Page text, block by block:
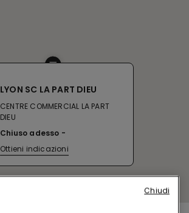
LYON SC LA PART DIEU
CENTRE COMMERCIAL LA PART
DIEU
Chiuso adesso
Ottieni indicazioni
Chiudi